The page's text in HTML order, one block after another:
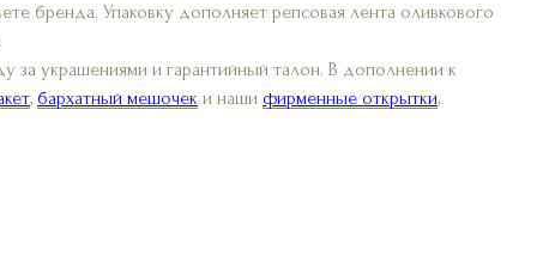
бренда. Упаковку дополняет репсовая лента оливкового
за украшениями и гарантийный талон. В дополнении к
, бархатный мешочек и наши фирменные открытки,